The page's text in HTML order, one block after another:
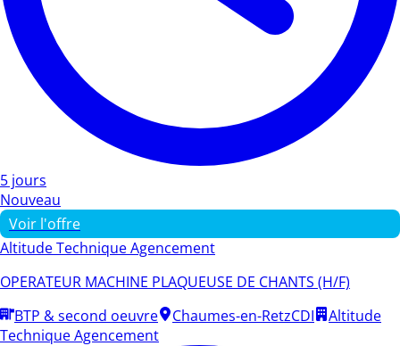
5 jours
Nouveau
Voir l'offre
Altitude Technique Agencement
OPERATEUR MACHINE PLAQUEUSE DE CHANTS (H/F)
BTP & second oeuvre
Chaumes-en-RetzCDI
Altitude
Technique Agencement